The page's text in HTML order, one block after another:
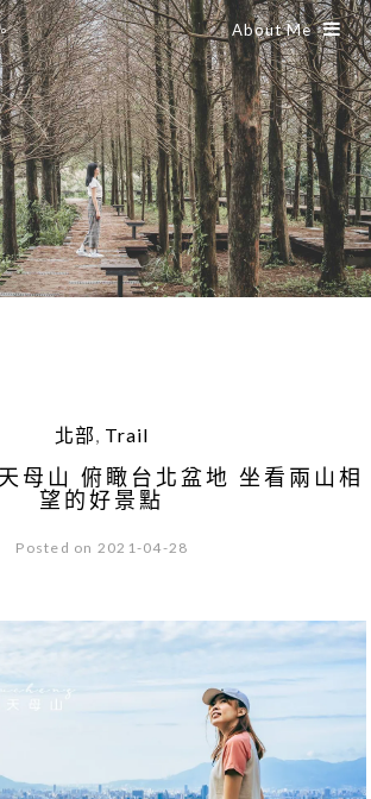
About Me
北部, Trail
母山 俯瞰台北盆地 坐看兩山相
望的好景點
Posted on 2021-04-28